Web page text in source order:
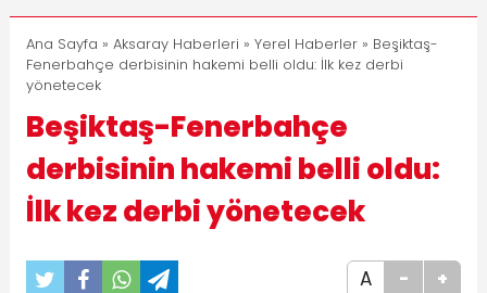
11:30
Ana Sayfa » Aksaray Haberleri » Yerel Haberler» Beşiktaş-
Fenerbahçe derbisinin hakemi belli oldu: İlk kez derbi
yönetecek
Beşiktaş-Fenerbahçe
derbisinin hakemi belli oldu:
İlk kez derbi yönetecek
A - +